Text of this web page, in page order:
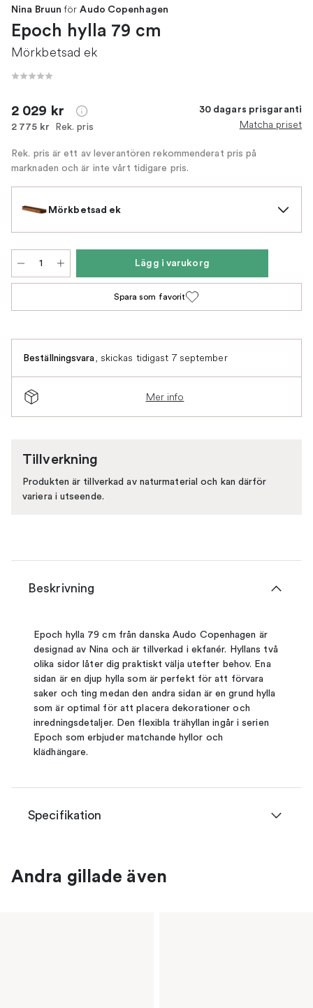
Nina Bruun för Audo Copenhagen
Epoch hylla 79 cm
Mörkbetsad ek
2 029 kr
2 775 kr Rek. pris
30 dagars prisgaranti
Matcha priset
Rek. pris är ett av leverantören rekommenderat pris på
marknaden och är inte vårt tidigare pris.
Mörkbetsad ek
Lägg i varukorg
Spara som favorit
Beställningsvara, skickas tidigast 7 september
Mer info
Tillverkning
Produkten är tillverkad av naturmaterial och kan därför
variera i utseende.
Beskrivning
Epoch hylla 79 cm från danska Audo Copenhagen är
designad av Nina och är tillverkad i ekfanér. Hyllans två
olika sidor låter dig praktiskt välja utefter behov. Ena
sidan är en djup hylla som är perfekt för att förvara
saker och ting medan den andra sidan är en grund hylla
som är optimal för att placera dekorationer och
inredningsdetaljer. Den flexibla trähyllan ingår i serien
Epoch som erbjuder matchande hyllor och
klädhängare.
Specifikation
Andra gillade även